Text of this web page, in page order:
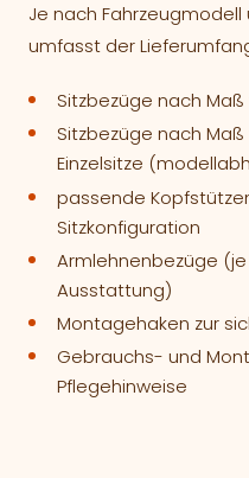
Je nach
umfasst der
Sitzbezüge nach
Sitzbezüge nach
Einzelsitze
passende
Sitzkonfiguration
Armlehnenbezüge
Ausstattung)
Montagehaken zur
Gebrauchs- und
Pflegehinweise